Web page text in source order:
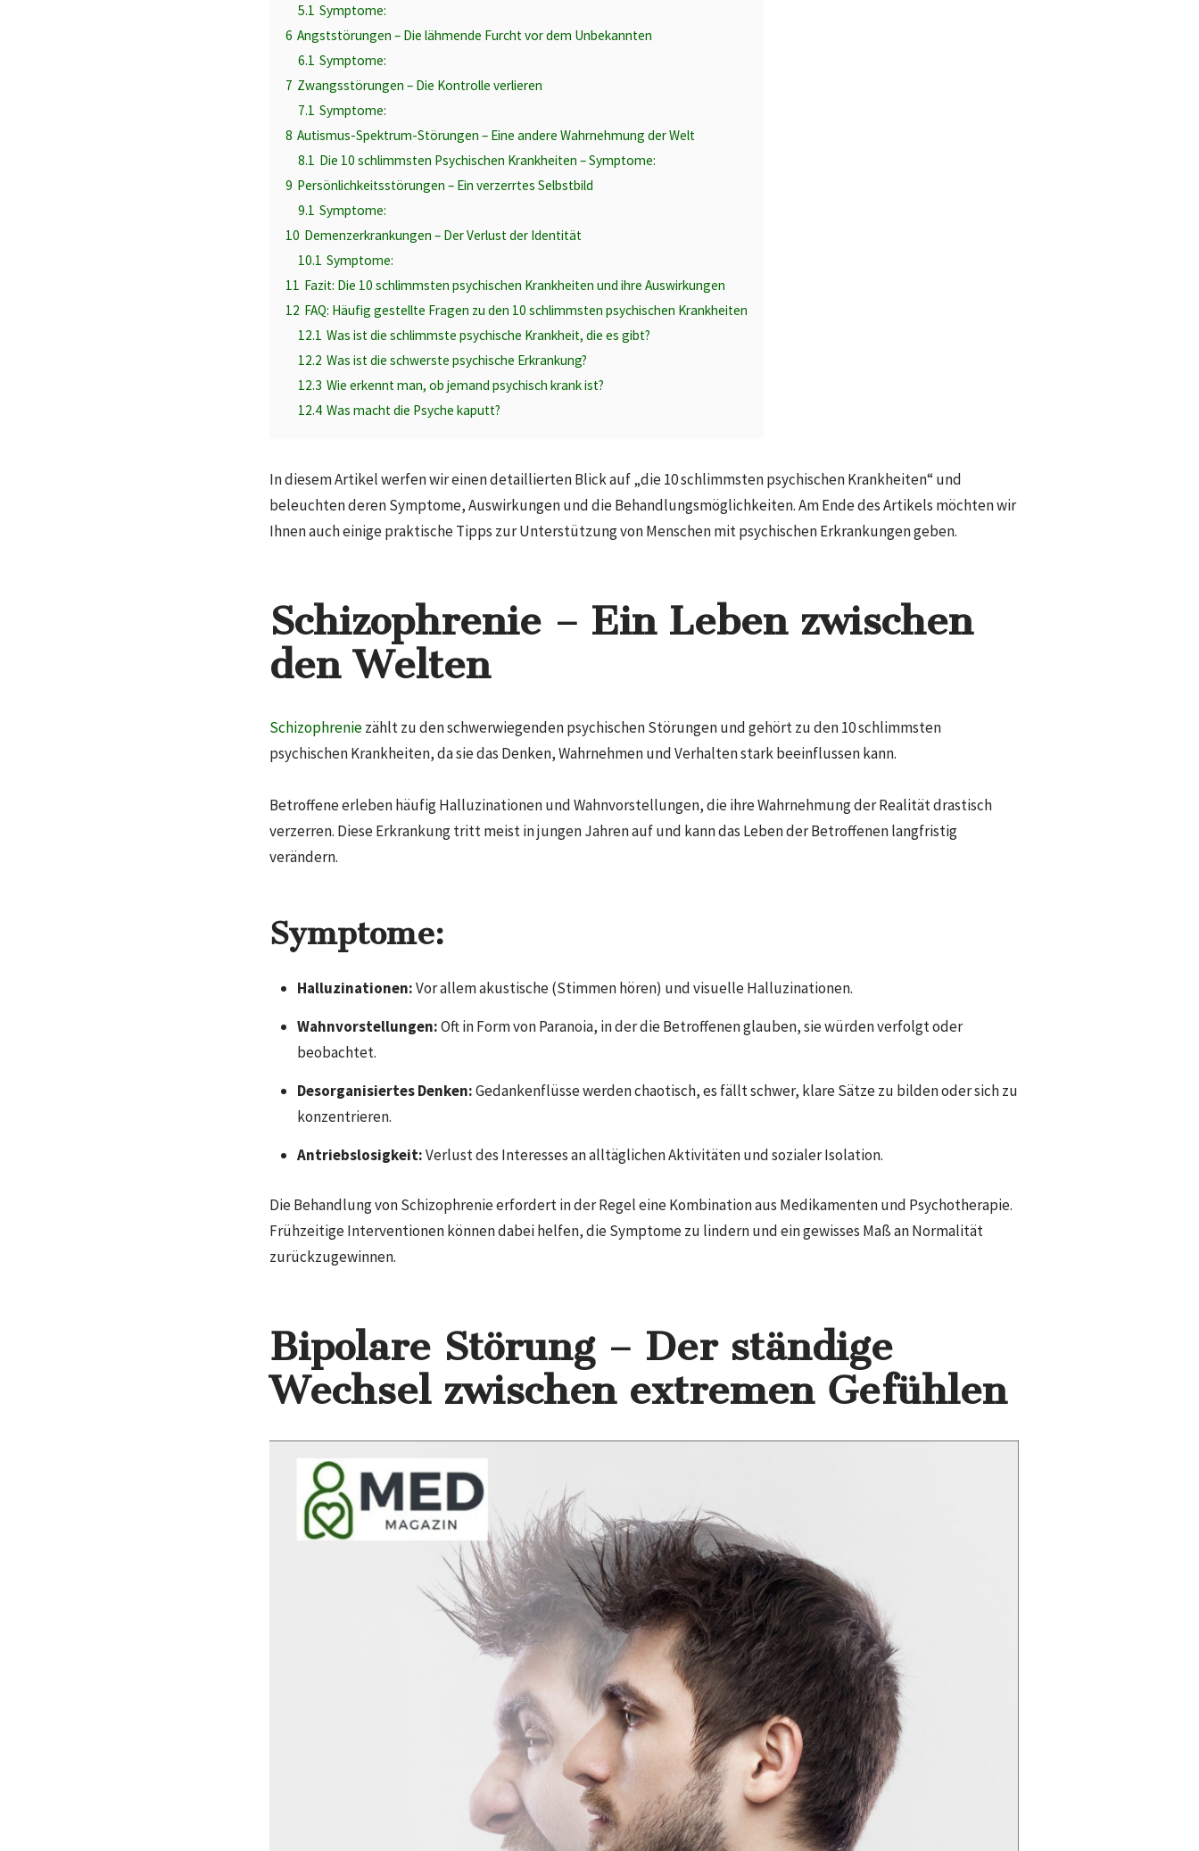
5.1 Symptome:
6 Angststörungen – Die lähmende Furcht vor dem Unbekannten
6.1 Symptome:
7 Zwangsstörungen – Die Kontrolle verlieren
7.1 Symptome:
8 Autismus-Spektrum-Störungen – Eine andere Wahrnehmung der Welt
8.1 Die 10 schlimmsten Psychischen Krankheiten – Symptome:
9 Persönlichkeitsstörungen – Ein verzerrtes Selbstbild
9.1 Symptome:
10 Demenzerkrankungen – Der Verlust der Identität
10.1 Symptome:
11 Fazit: Die 10 schlimmsten psychischen Krankheiten und ihre Auswirkungen
12 FAQ: Häufig gestellte Fragen zu den 10 schlimmsten psychischen Krankheiten
12.1 Was ist die schlimmste psychische Krankheit, die es gibt?
12.2 Was ist die schwerste psychische Erkrankung?
12.3 Wie erkennt man, ob jemand psychisch krank ist?
12.4 Was macht die Psyche kaputt?
In diesem Artikel werfen wir einen detaillierten Blick auf „die 10 schlimmsten psychischen Krankheiten“ und
beleuchten deren Symptome, Auswirkungen und die Behandlungsmöglichkeiten. Am Ende des Artikels möchten wir
Ihnen auch einige praktische Tipps zur Unterstützung von Menschen mit psychischen Erkrankungen geben.
Schizophrenie – Ein Leben zwischen
den Welten
Schizophreniezählt zu den schwerwiegenden psychischen Störungen und gehört zu den 10 schlimmsten
psychischen Krankheiten, da sie das Denken, Wahrnehmen und Verhalten stark beeinflussen kann.
Betroffene erleben häufig Halluzinationen und Wahnvorstellungen, die ihre Wahrnehmung der Realität drastisch
verzerren. Diese Erkrankung tritt meist in jungen Jahren auf und kann das Leben der Betroffenen langfristig
verändern.
Symptome:
Halluzinationen:Vor allem akustische (Stimmen hören) und visuelle Halluzinationen.
Wahnvorstellungen:Oft in Form von Paranoia, in der die Betroffenen glauben, sie würden verfolgt oder
beobachtet.
Desorganisiertes Denken:Gedankenflüsse werden chaotisch, es fällt schwer, klare Sätze zu bilden oder sich zu
konzentrieren.
Antriebslosigkeit:Verlust des Interesses an alltäglichen Aktivitäten und sozialer Isolation.
Die Behandlung von Schizophrenie erfordert in der Regel eine Kombination aus Medikamenten und Psychotherapie.
Frühzeitige Interventionen können dabei helfen, die Symptome zu lindern und ein gewisses Maß an Normalität
zurückzugewinnen.
Bipolare Störung – Der ständige
Wechsel zwischen extremen Gefühlen